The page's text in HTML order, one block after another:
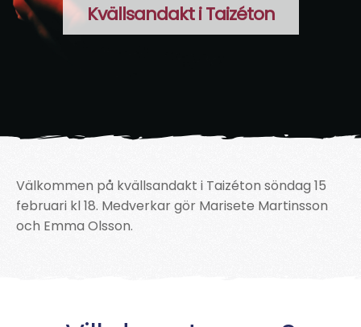
Kvällsandakt i Taizéton
Välkommen på kvällsandakt i Taizéton söndag 15
februari kl 18. Medverkar gör Marisete Martinsson
och Emma Olsson.